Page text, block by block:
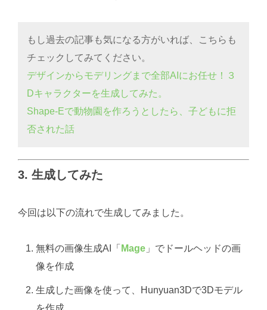
もし過去の記事も気になる方がいれば、こちらも
チェックしてみてください。
デザインからモデリングまで全部AIにお任せ！３
Dキャラクターを生成してみた。
Shape-Eで動物園を作ろうとしたら、子どもに拒
否された話
3. 生成してみた
今回は以下の流れで生成してみました。
無料の画像生成AI「 Mage 」でドールヘッドの画
像を作成
生成した画像を使って、Hunyuan3Dで3Dモデル
を作成